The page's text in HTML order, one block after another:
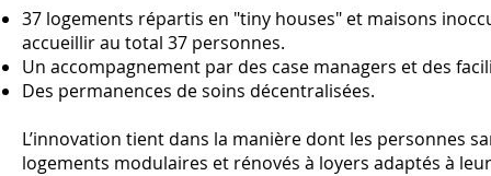
37 logements répartis en "tiny houses" et maisons
accueillir au total 37 personnes.
Un accompagnement par des case managers et des
Des permanences de soins décentralisées.
L’innovation tient dans la manière dont les personnes
logements modulaires et rénovés à loyers adaptés à